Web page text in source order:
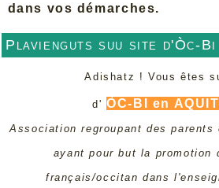
Plavienguts suu site d'Òc-Bi
Adishatz ! Vous êtes
d' ÒC-BI en
Association regroupant des
ayant pour but la promotion
français/occitan dans
dans vos démarches.